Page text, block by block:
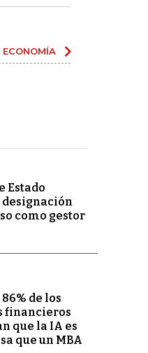
ECONOMÍA
Estado
designación
como gestor
de los
financieros
que la IA es
que un MBA